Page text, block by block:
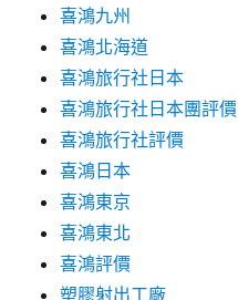
喜鴻九州
喜鴻北海道
喜鴻旅行社日本
喜鴻旅行社日本團評價
喜鴻旅行社評價
喜鴻日本
喜鴻東京
喜鴻東北
喜鴻評價
塑膠射出工廠